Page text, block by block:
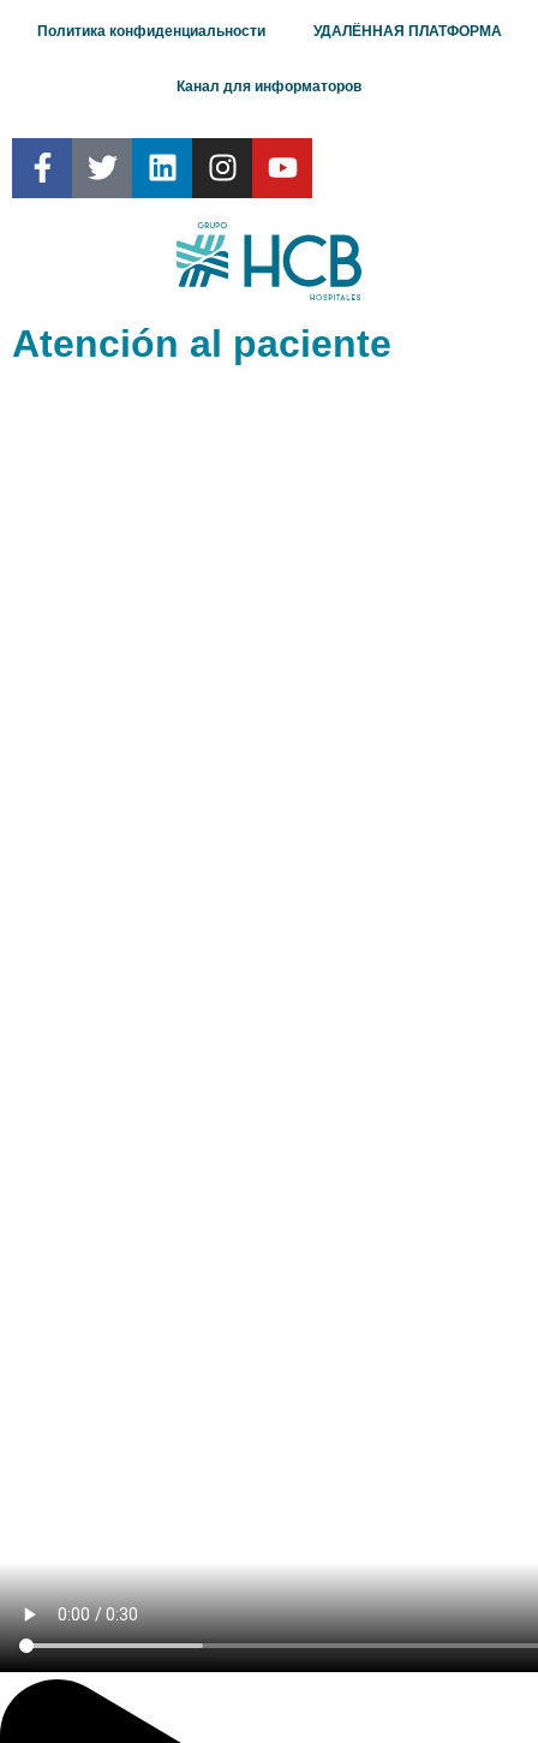
Политика конфиденциальности УДАЛЁННАЯ ПЛАТФОРМА
Канал для информаторов
Atención al paciente